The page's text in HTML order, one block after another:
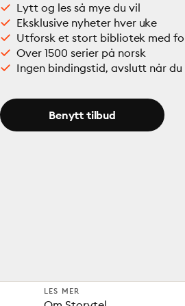
Lytt og les så mye du vil
Eksklusive nyheter hver uke
Utforsk et stort bibliotek med
Over 1500 serier på norsk
Ingen bindingstid, avslutt når du
Benytt tilbud
LES MER